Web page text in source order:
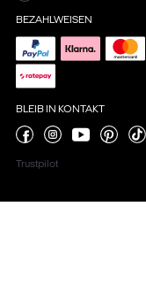
BEZAHLWEISEN
BLEIB IN KONTAKT
Trustpilot